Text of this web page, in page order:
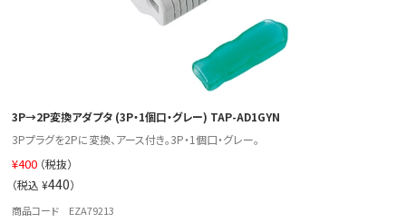
3P→2P変換アダプタ (3P・1個口・グレー) TAP-AD1GYN
3Pプラグを2Pに変換、アース付き。3P・1個口・グレー。
¥400 （税抜）
（税込 ¥440）
商品コード EZA79213